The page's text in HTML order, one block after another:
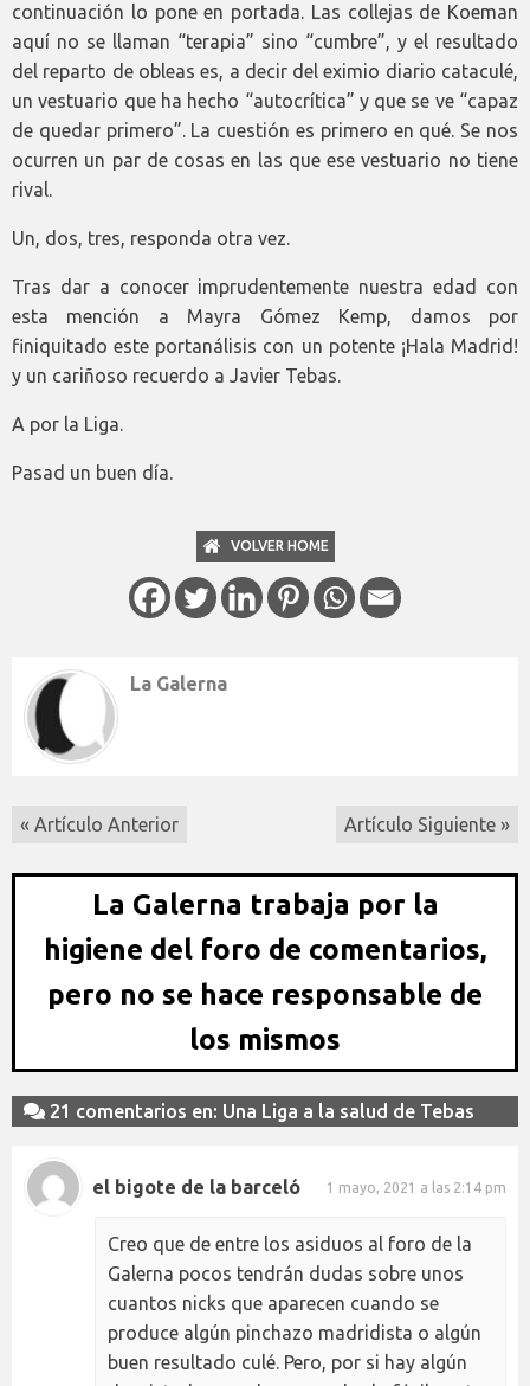
continuación lo pone en portada. Las collejas de Koeman
aquí no se llaman “terapia” sino “cumbre”, y el resultado
del reparto de obleas es, a decir del eximio diario cataculé,
un vestuario que ha hecho “autocrítica” y que se ve “capaz
de quedar primero”. La cuestión es primero en qué. Se nos
ocurren un par de cosas en las que ese vestuario no tiene
rival.
Un, dos, tres, responda otra vez.
Tras dar a conocer imprudentemente nuestra edad con
esta mención a Mayra Gómez Kemp, damos por
finiquitado este portanálisis con un potente ¡Hala Madrid!
y un cariñoso recuerdo a Javier Tebas.
A por la Liga.
Pasad un buen día.
VOLVER HOME
La Galerna
« Artículo Anterior Artículo Siguiente »
La Galerna trabaja por la
higiene del foro de comentarios,
pero no se hace responsable de
los mismos
21 comentarios en: Una Liga a la salud de Tebas
el bigote de la barceló 1 mayo, 2021 a las 2:14 pm
Creo que de entre los asiduos al foro de la
Galerna pocos tendrán dudas sobre unos
cuantos nicks que aparecen cuando se
produce algún pinchazo madridista o algún
buen resultado culé. Pero, por si hay algún